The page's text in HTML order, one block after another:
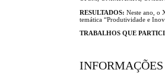
RESULTADOS: Neste ano, o
temática “Produtividade e
TRABALHOS QUE